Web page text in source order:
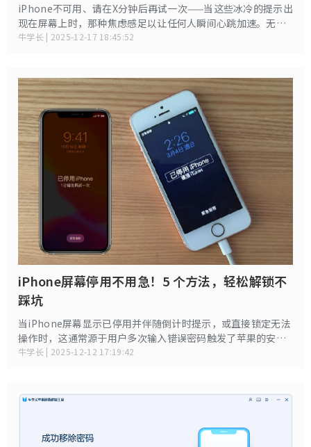
iPhone不可用、请在X分钟后再试一次——当这些冰冷的提示出
现在屏幕上时，那种焦虑感足以让任何人瞬间心跳加速。无论
是忘记密码、孩子误操作，还是设备异常，iPhone密码锁定问
牛学长 | 2025-12-17 18:45:52
iPhone屏幕停用不用急！5 个方法，轻松解锁不
踩坑
当iPhone屏幕显示已停用并伴随倒计时提示，或直接锁定无法
操作时，这通常源于用户多次输入错误密码触发了苹果的安全
保护机制。本文将系统梳理5种解锁方案，帮助用户高效解决问
牛学长 | 2025-12-12 17:19:42